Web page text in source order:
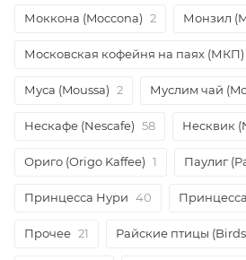
Моккона (Moccona) 2 Монзил
Московская кофейня на паях (МКП)
Муса (Moussa) 2 Муслим чай
Нескафе (Nescafe) 58 Несквик
Ориго (Origo Kaffee) 1 Паулиг
Принцесса Нури 40
Прочее 21 Райские птицы